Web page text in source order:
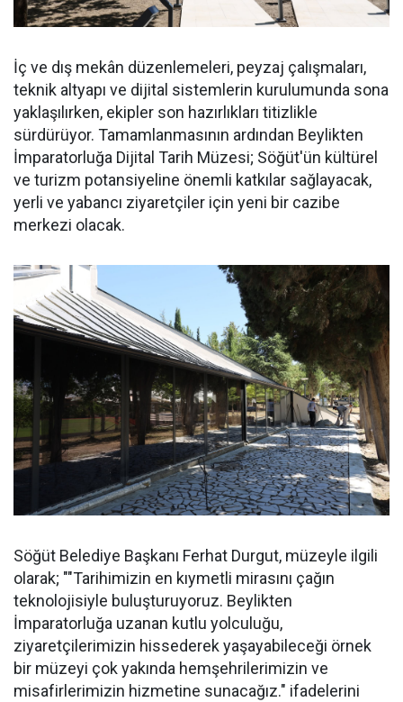
İç ve dış mekân düzenlemeleri, peyzaj çalışmaları,
teknik altyapı ve dijital sistemlerin kurulumunda sona
yaklaşılırken, ekipler son hazırlıkları titizlikle
sürdürüyor. Tamamlanmasının ardından Beylikten
İmparatorluğa Dijital Tarih Müzesi; Söğüt'ün kültürel
ve turizm potansiyeline önemli katkılar sağlayacak,
yerli ve yabancı ziyaretçiler için yeni bir cazibe
merkezi olacak.
Söğüt Belediye Başkanı Ferhat Durgut, müzeyle ilgili
olarak; ""Tarihimizin en kıymetli mirasını çağın
teknolojisiyle buluşturuyoruz. Beylikten
İmparatorluğa uzanan kutlu yolculuğu,
ziyaretçilerimizin hissederek yaşayabileceği örnek
bir müzeyi çok yakında hemşehrilerimizin ve
misafirlerimizin hizmetine sunacağız." ifadelerini